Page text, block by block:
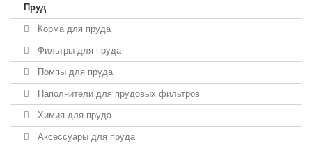
Пруд
Корма для пруда
Фильтры для пруда
Помпы для пруда
Наполнители для прудовых фильтров
Химия для пруда
Аксессуары для пруда